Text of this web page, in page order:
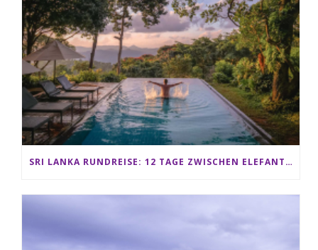
SRI LANKA RUNDREISE: 12 TAGE ZWISCHEN ELEFANTEN, TEEPLANTAGEN & STRAND ALS FAMILIE